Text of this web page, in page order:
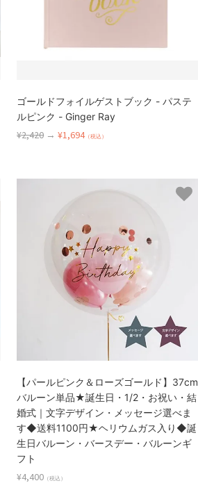
ゴールドフォイルゲストブック - パステ
ルピンク - Ginger Ray
¥2,420 → ¥1,694（税込）
【パールピンク＆ローズゴールド】37cm
バルーン単品★誕生日・1/2・お祝い・結
婚式｜文字デザイン・メッセージ選べま
す◆送料1100円★ヘリウムガス入り◆誕
生日バルーン・バースデー・バルーンギ
フト
¥4,400 （税込）